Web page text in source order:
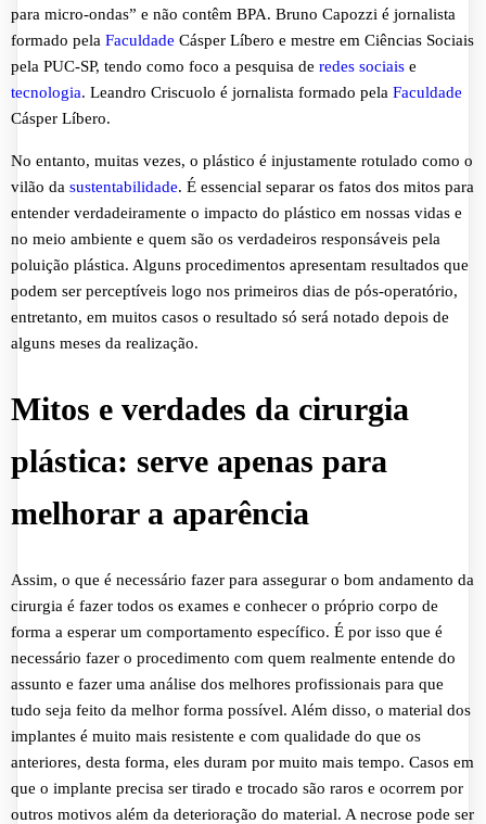
para micro-ondas” e não contêm BPA. Bruno Capozzi é jornalista
formado pela Faculdade Cásper Líbero e mestre em Ciências Sociais
pela PUC-SP, tendo como foco a pesquisa de redes sociais e
tecnologia. Leandro Criscuolo é jornalista formado pela Faculdade
Cásper Líbero.
No entanto, muitas vezes, o plástico é injustamente rotulado como o
vilão da sustentabilidade. É essencial separar os fatos dos mitos para
entender verdadeiramente o impacto do plástico em nossas vidas e
no meio ambiente e quem são os verdadeiros responsáveis pela
poluição plástica. Alguns procedimentos apresentam resultados que
podem ser perceptíveis logo nos primeiros dias de pós-operatório,
entretanto, em muitos casos o resultado só será notado depois de
alguns meses da realização.
Mitos e verdades da cirurgia
plástica: serve apenas para
melhorar a aparência
Assim, o que é necessário fazer para assegurar o bom andamento da
cirurgia é fazer todos os exames e conhecer o próprio corpo de
forma a esperar um comportamento específico. É por isso que é
necessário fazer o procedimento com quem realmente entende do
assunto e fazer uma análise dos melhores profissionais para que
tudo seja feito da melhor forma possível. Além disso, o material dos
implantes é muito mais resistente e com qualidade do que os
anteriores, desta forma, eles duram por muito mais tempo. Casos em
que o implante precisa ser tirado e trocado são raros e ocorrem por
outros motivos além da deterioração do material. A necrose pode ser